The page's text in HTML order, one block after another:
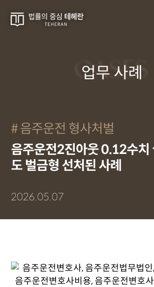
CASES
업무 사례
음주운전 형사처벌
음주운전2진아웃 0.12수치
도 벌금형 선처된 사례
2026.05.07